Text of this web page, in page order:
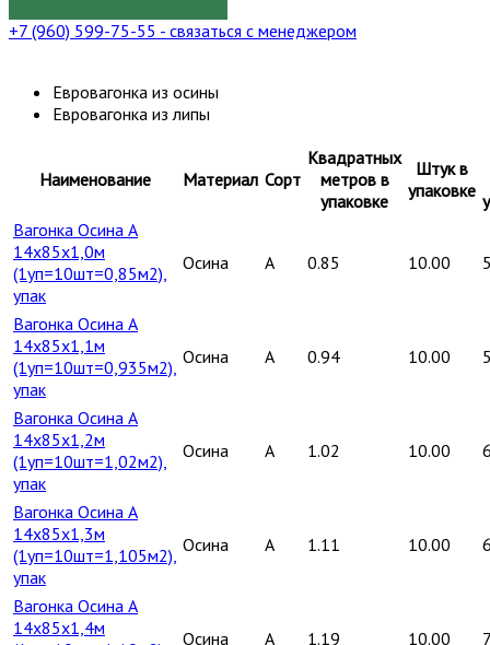
+7 (960) 599-75-55 - связаться с менеджером
Евровагонка из осины
Евровагонка из липы
Наименование Материал Сорт
Квадратных
метров в
упаковке
Штук в
упаковке
Вагонка Осина А
14х85х1,0м
(1уп=10шт=0,85м2),
упак
Осина A 0.85 10.00
Вагонка Осина А
14х85х1,1м
(1уп=10шт=0,935м2),
упак
Осина A 0.94 10.00
Вагонка Осина А
14х85х1,2м
(1уп=10шт=1,02м2),
упак
Осина A 1.02 10.00
Вагонка Осина А
14х85х1,3м
(1уп=10шт=1,105м2),
упак
Осина A 1.11 10.00
Вагонка Осина А
14х85х1,4м
Осина A 1.19 10.00